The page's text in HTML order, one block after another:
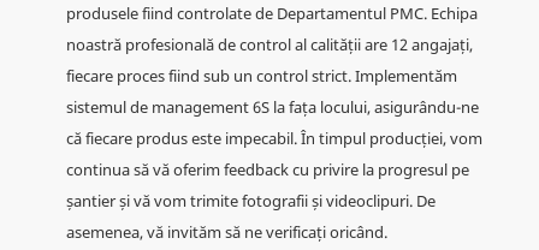
produsele fiind controlate de Departamentul PMC. Echipa
noastră profesională de control al calității are 12 angajați,
fiecare proces fiind sub un control strict. Implementăm
sistemul de management 6S la fața locului, asigurându-ne
că fiecare produs este impecabil. În timpul producției, vom
continua să vă oferim feedback cu privire la progresul pe
șantier și vă vom trimite fotografii și videoclipuri. De
asemenea, vă invităm să ne verificați oricând.